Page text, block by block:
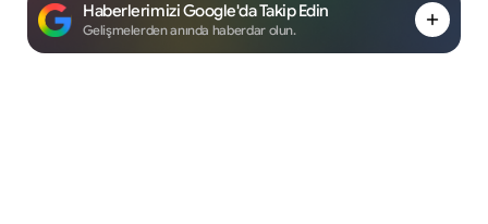
Haberlerimizi Google'da Takip Edin
Gelişmelerden anında haberdar olun.